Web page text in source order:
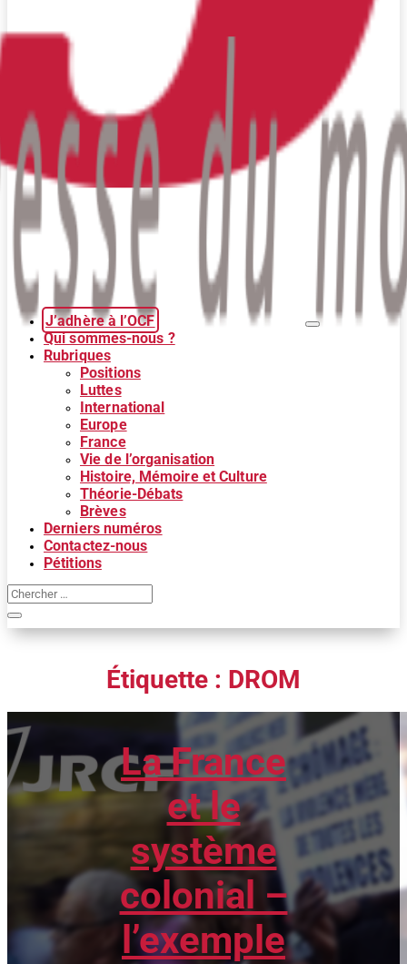
J’adhère à l’OCF
Qui sommes-nous ?
Rubriques
Positions
Luttes
International
Europe
France
Vie de l’organisation
Histoire, Mémoire et Culture
Théorie-Débats
Brèves
Derniers numéros
Contactez-nous
Pétitions
Étiquette : DROM
La France
et le
système
colonial –
l’exemple